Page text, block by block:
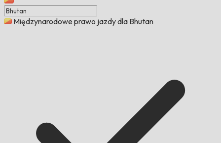
Międzynarodowe prawo jazdy dla Bhutan